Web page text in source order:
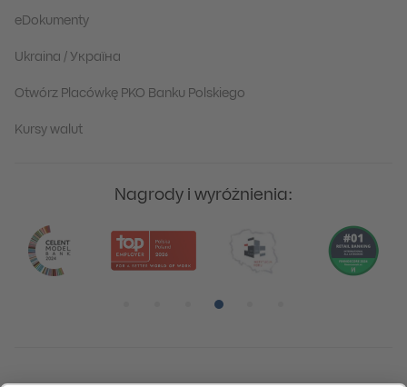
eDokumenty
Ukraina / Україна
Otwórz Placówkę PKO Banku Polskiego
Kursy walut
Nagrody i wyróżnienia: